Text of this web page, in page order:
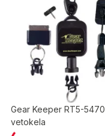
Gear Keeper RT5-5470
vetokela